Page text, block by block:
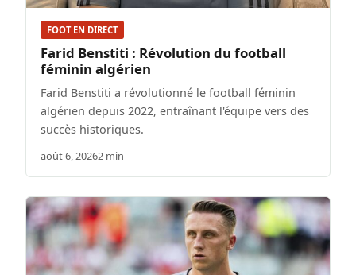
FOOT EN DIRECT
Farid Benstiti : Révolution du football
féminin algérien
Farid Benstiti a révolutionné le football féminin
algérien depuis 2022, entraînant l'équipe vers des
succès historiques.
août 6, 20262 min